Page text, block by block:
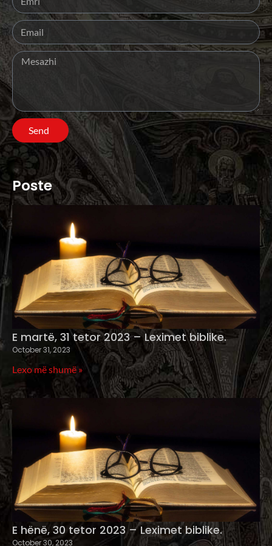
Send
Poste
E martë, 31 tetor 2023 – Leximet biblike.
October 31, 2023
Lexo më shumë »
E hënë, 30 tetor 2023 – Leximet biblike.
October 30, 2023